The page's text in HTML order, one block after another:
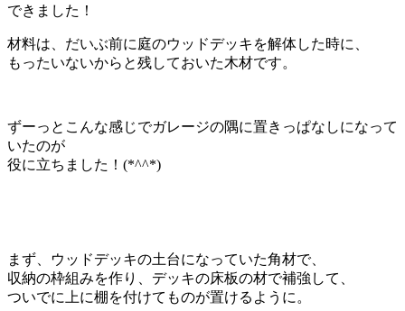
できました！
材料は、だいぶ前に庭のウッドデッキを解体した時に、
もったいないからと残しておいた木材です。
ずーっとこんな感じでガレージの隅に置きっぱなしになって
いたのが
役に立ちました！(*^^*)
まず、ウッドデッキの土台になっていた角材で、
収納の枠組みを作り、デッキの床板の材で補強して、
ついでに上に棚を付けてものが置けるように。